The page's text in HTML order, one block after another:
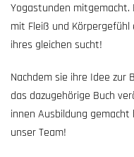
Yogastunden mitgemacht.
mit Fleiß und
ihres gleichen sucht!
Nachdem sie ihre Idee zur
das dazugehörige Buch
innen Ausbildung
unser Team!